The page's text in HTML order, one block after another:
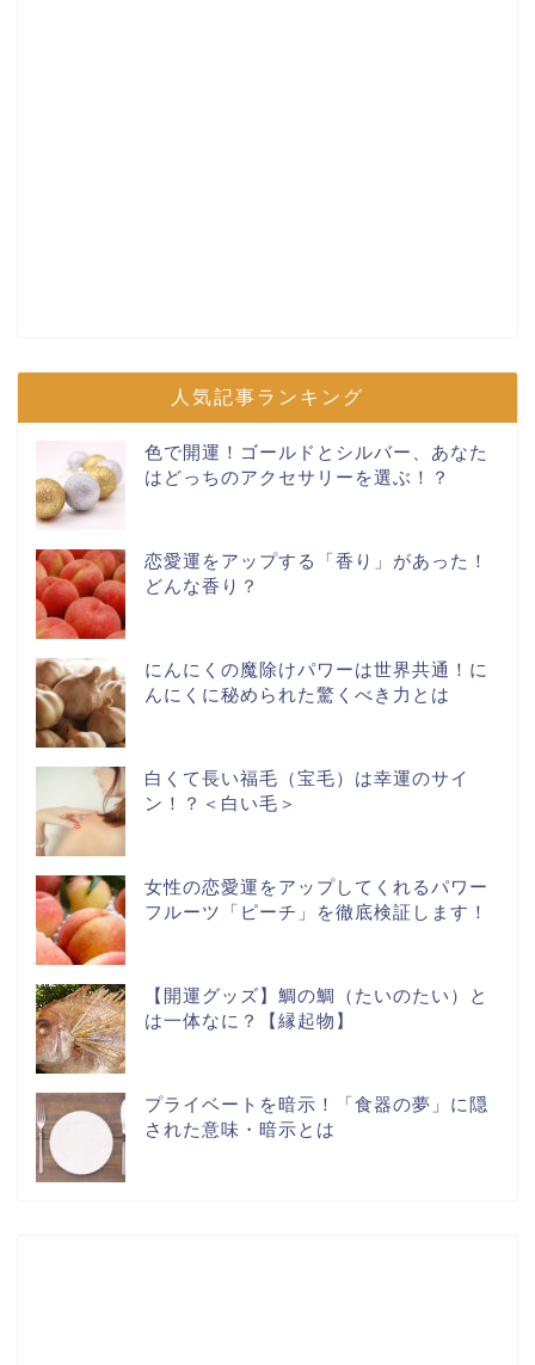
人気記事ランキング
色で開運！ゴールドとシルバー、あなた
はどっちのアクセサリーを選ぶ！？
恋愛運をアップする「香り」があった！
どんな香り？
にんにくの魔除けパワーは世界共通！に
んにくに秘められた驚くべき力とは
白くて長い福毛（宝毛）は幸運のサイ
ン！？＜白い毛＞
女性の恋愛運をアップしてくれるパワー
フルーツ「ピーチ」を徹底検証します！
【開運グッズ】鯛の鯛（たいのたい）と
は一体なに？【縁起物】
プライベートを暗示！「食器の夢」に隠
された意味・暗示とは